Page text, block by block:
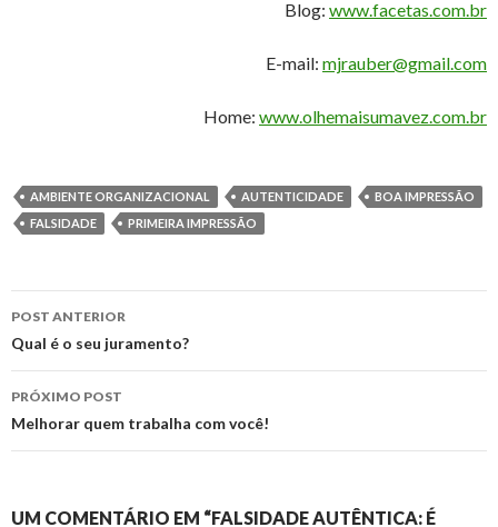
Blog: www.facetas.com.br
E-mail: mjrauber@gmail.com
Home: www.olhemaisumavez.com.br
AMBIENTE ORGANIZACIONAL AUTENTICIDADE
BOA IMPRESSÃO
FALSIDADE
PRIMEIRA IMPRESSÃO
Navegação
de
posts
POST ANTERIOR
Qual é o seu juramento?
PRÓXIMO POST
Melhorar quem trabalha com você!
UM COMENTÁRIO EM “FALSIDADE AUTÊNTICA: É